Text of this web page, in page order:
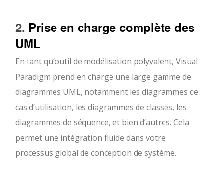
2. Prise en charge complète des
UML
En tant qu’outil de modélisation polyvalent, Visual
Paradigm prend en charge une large gamme de
diagrammes UML, notamment les diagrammes de
cas d’utilisation, les diagrammes de classes, les
diagrammes de séquence, et bien d’autres. Cela
permet une intégration fluide dans votre
processus global de conception de système.